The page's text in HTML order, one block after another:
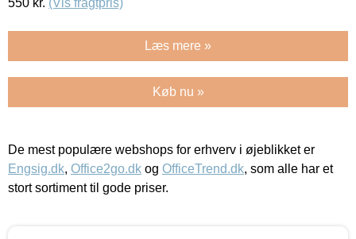
Læs mere »
Køb nu »
De mest populære webshops for erhverv i øjeblikket er
Engsig.dk, Office2go.dk og OfficeTrend.dk, som alle har et
stort sortiment til gode priser.